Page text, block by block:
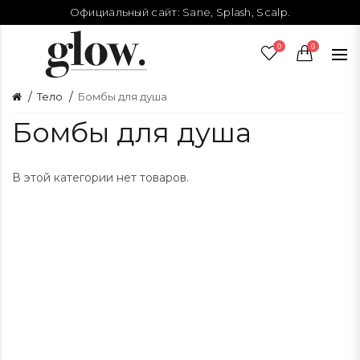
Официальный сайт: Sane Splash Scalp
0 0
Тело Бомбы для душа
Бомбы для душа
В этой категории нет товаров.